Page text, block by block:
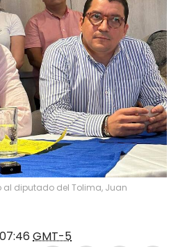
al diputado del Tolima, Juan
GMT-5